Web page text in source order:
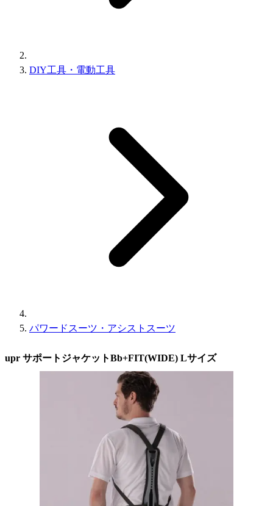
DIY工具・電動工具
パワードスーツ・アシストスーツ
upr サポートジャケットBb+FIT(WIDE) Lサイズ